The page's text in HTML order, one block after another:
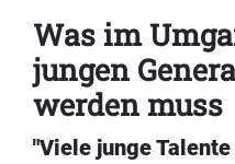
Was im
jungen
werden muss
"Viele junge